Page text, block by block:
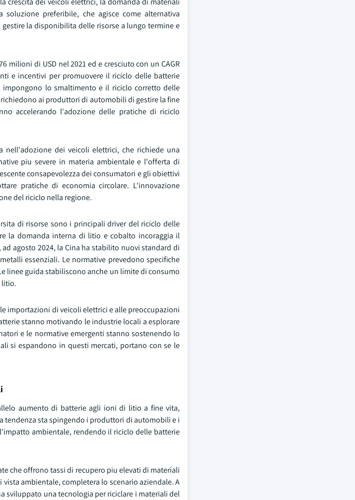
preferibile, che agisce come alternativa
la disponibilita delle risorse a lungo termine e
di USD nel 2021 ed e cresciuto con un CAGR
e incentivi per promuovere il riciclo delle batterie
impongono lo smaltimento e il riciclo corretto delle
ai produttori di automobili di gestire la fine
accelerando l'adozione delle pratiche di riciclo
nell'adozione dei veicoli elettrici, che richiede una
piu severe in materia ambientale e l'offerta di
consapevolezza dei consumatori e gli obiettivi
pratiche di economia circolare. L'innovazione
del riciclo nella regione.
di risorse sono i principali driver del riciclo delle
la domanda interna di litio e cobalto incoraggia il
agosto 2024, la Cina ha stabilito nuovi standard di
essenziali. Le normative prevedono specifiche
linee guida stabiliscono anche un limite di consumo
litio.
importazioni di veicoli elettrici e alle preoccupazioni
stanno motivando le industrie locali a esplorare
e le normative emergenti stanno sostenendo lo
si espandono in questi mercati, portano con se le
aumento di batterie agli ioni di litio a fine vita,
tendenza sta spingendo i produttori di automobili e i
ambientale, rendendo il riciclo delle batterie
che offrono tassi di recupero piu elevati di materiali
ambientale, completera lo scenario aziendale. A
sviluppato una tecnologia per riciclare i materiali del